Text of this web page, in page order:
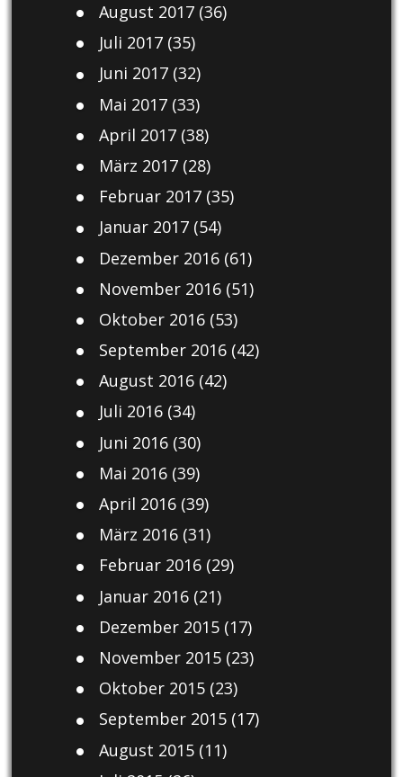
August 2017(36)
Juli 2017(35)
Juni 2017(32)
Mai 2017(33)
April 2017(38)
März 2017(28)
Februar 2017(35)
Januar 2017(54)
Dezember 2016(61)
November 2016(51)
Oktober 2016(53)
September 2016(42)
August 2016(42)
Juli 2016(34)
Juni 2016(30)
Mai 2016(39)
April 2016(39)
März 2016(31)
Februar 2016(29)
Januar 2016(21)
Dezember 2015(17)
November 2015(23)
Oktober 2015(23)
September 2015(17)
August 2015(11)